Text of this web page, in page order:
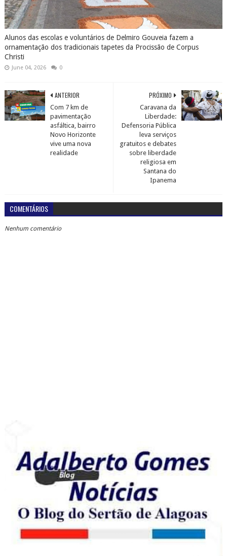
Alunos das escolas e voluntários de Delmiro Gouveia fazem a
ornamentação dos tradicionais tapetes da Procissão de Corpus
Christi
June 04, 2026 0
PRÓXIMO
Caravana da
Liberdade:
Defensoria Pública
leva serviços
gratuitos e debates
sobre liberdade
religiosa em
Santana do
Ipanema
ANTERIOR
Com 7 km de
pavimentação
asfáltica, bairro
Novo Horizonte
vive uma nova
realidade
COMENTÁRIOS
Nenhum comentário